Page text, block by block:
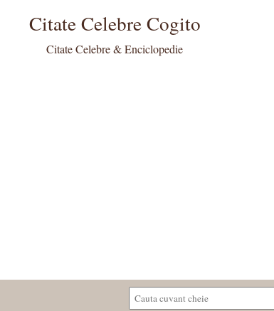
Citate Celebre Cogito
Citate Celebre & Enciclopedie